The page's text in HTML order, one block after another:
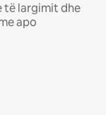
të largimit dhe
apo